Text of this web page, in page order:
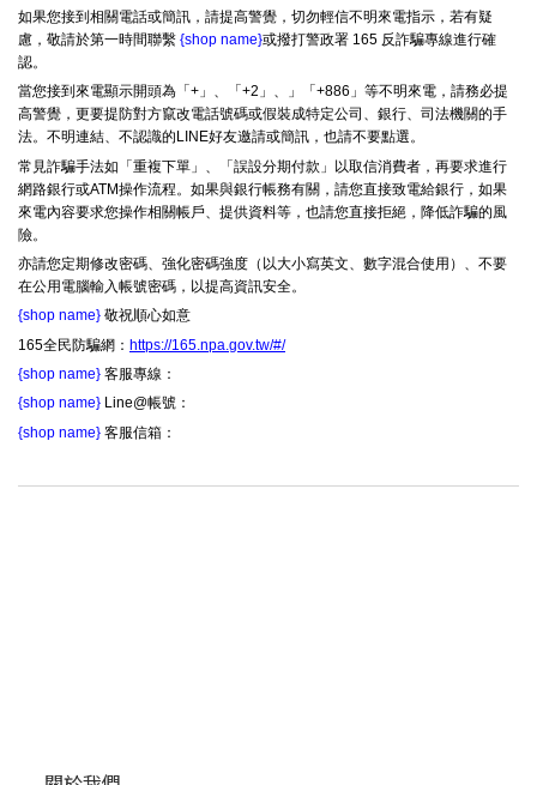
如果您接到相關電話或簡訊，請提高警覺，切勿輕信不明來電指示，若有疑
慮，敬請於第一時間聯繫 {shop name}或撥打警政署 165 反詐騙專線進行確
認。
當您接到來電顯示開頭為「+」、「+2」、」「+886」等不明來電，請務必提
高警覺，更要提防對方竄改電話號碼或假裝成特定公司、銀行、司法機關的手
法。不明連結、不認識的LINE好友邀請或簡訊，也請不要點選。
常見詐騙手法如「重複下單」、「誤設分期付款」以取信消費者，再要求進行
網路銀行或ATM操作流程。如果與銀行帳務有關，請您直接致電給銀行，如果
來電內容要求您操作相關帳戶、提供資料等，也請您直接拒絕，降低詐騙的風
險。
亦請您定期修改密碼、強化密碼強度（以大小寫英文、數字混合使用）、不要
在公用電腦輸入帳號密碼，以提高資訊安全。
{shop name} 敬祝順心如意
165全民防騙網： https://165.npa.gov.tw/#/
{shop name} 客服專線：
{shop name} Line@帳號：
{shop name} 客服信箱：